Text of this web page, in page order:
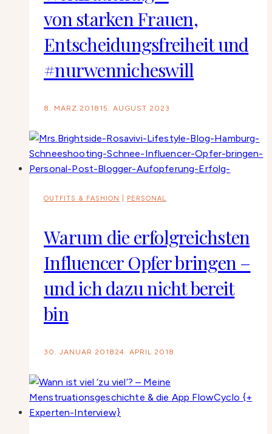
von starken Frauen,
Entscheidungsfreiheit und
#nurwennicheswill
8. MÄRZ 2018 15. AUGUST 2023
OUTFITS & FASHION PERSONAL
Warum die erfolgreichsten
Influencer Opfer bringen –
und ich dazu nicht bereit
bin
30. JANUAR 2018 24. APRIL 2018